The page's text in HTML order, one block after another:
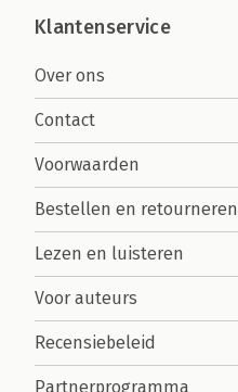
Klantenservice
Over ons
Contact
Voorwaarden
Bestellen en retourneren
Lezen en luisteren
Voor auteurs
Recensiebeleid
Partnerprogramma